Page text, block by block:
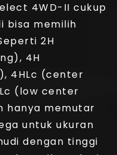
4WD-II cukup
bisa memilih
2H
4H
4HLc (center
(low center
hanya memutar
untuk ukuran
dengan tinggi